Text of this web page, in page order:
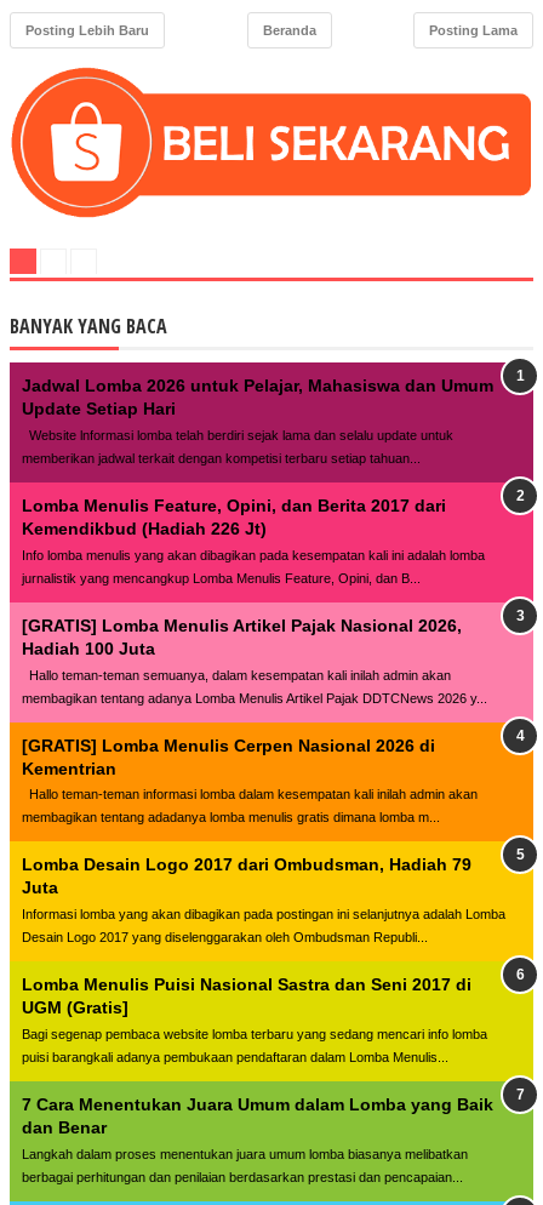
Posting Lebih Baru Posting Lama
Beranda
BANYAK YANG BACA
Jadwal Lomba 2026 untuk Pelajar, Mahasiswa dan Umum
Update Setiap Hari
Website lnformasi lomba telah berdiri sejak lama dan selalu update untuk
memberikan jadwal terkait dengan kompetisi terbaru setiap tahuan...
Lomba Menulis Feature, Opini, dan Berita 2017 dari
Kemendikbud (Hadiah 226 Jt)
Info lomba menulis yang akan dibagikan pada kesempatan kali ini adalah lomba
jurnalistik yang mencangkup Lomba Menulis Feature, Opini, dan B...
[GRATIS] Lomba Menulis Artikel Pajak Nasional 2026,
Hadiah 100 Juta
Hallo teman-teman semuanya, dalam kesempatan kali inilah admin akan
membagikan tentang adanya Lomba Menulis Artikel Pajak DDTCNews 2026 y...
[GRATIS] Lomba Menulis Cerpen Nasional 2026 di
Kementrian
Hallo teman-teman informasi lomba dalam kesempatan kali inilah admin akan
membagikan tentang adadanya lomba menulis gratis dimana lomba m...
Lomba Desain Logo 2017 dari Ombudsman, Hadiah 79
Juta
Informasi lomba yang akan dibagikan pada postingan ini selanjutnya adalah Lomba
Desain Logo 2017 yang diselenggarakan oleh Ombudsman Republi...
Lomba Menulis Puisi Nasional Sastra dan Seni 2017 di
UGM (Gratis]
Bagi segenap pembaca website lomba terbaru yang sedang mencari info lomba
puisi barangkali adanya pembukaan pendaftaran dalam Lomba Menulis...
7 Cara Menentukan Juara Umum dalam Lomba yang Baik
dan Benar
Langkah dalam proses menentukan juara umum lomba biasanya melibatkan
berbagai perhitungan dan penilaian berdasarkan prestasi dan pencapaian...